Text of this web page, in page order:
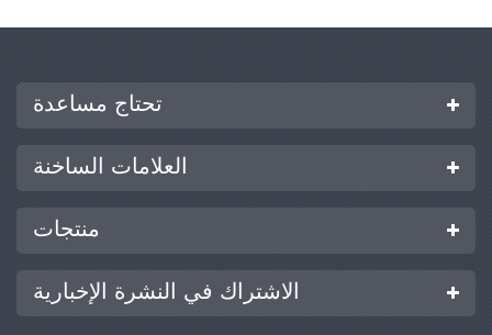
تحتاج مساعدة
العلامات الساخنة
منتجات
الاشتراك في النشرة الإخبارية